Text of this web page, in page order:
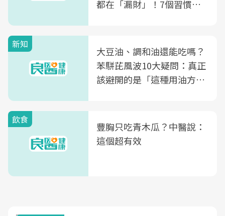
都在「漏財」！7個習慣一
新知
大豆油、調和油還能吃嗎？
苯駢芘風波10大疑問：真正
該避開的是「這種用油方
飲食
豐胸只吃青木瓜？中醫說：
這個超有效